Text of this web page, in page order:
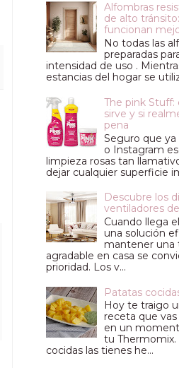
Alfombras
de alto
funcionan
No todas las
preparadas
intensidad de uso .
estancias del hogar se
The pink Stuff:
sirve y si
pena
Seguro que ya
o Instagram
limpieza rosas tan
dejar cualquier superficie
Descubre los
ventiladores
Cuando llega
una solución
mantener una
agradable en casa se
prioridad. Los v...
Patatas
Hoy te traigo
receta que
en un
tu Thermomix.
cocidas las tienes he...